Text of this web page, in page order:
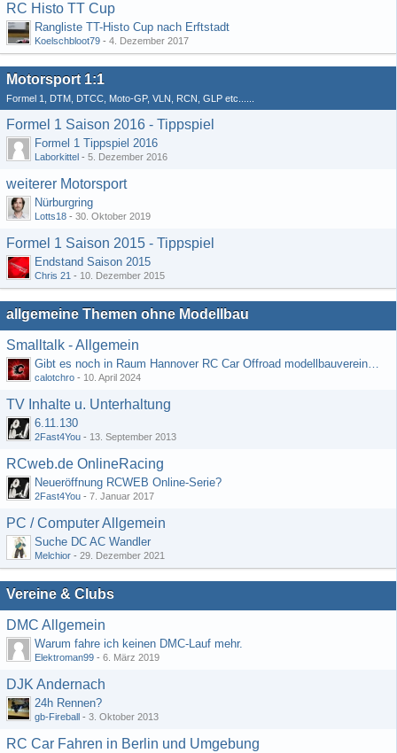
RC Histo TT Cup
Rangliste TT-Histo Cup nach Erftstadt
Koelschbloot79 - 4. Dezember 2017
Motorsport 1:1
Formel 1, DTM, DTCC, Moto-GP, VLN, RCN, GLP etc......
Formel 1 Saison 2016 - Tippspiel
Formel 1 Tippspiel 2016
Laborkittel - 5. Dezember 2016
weiterer Motorsport
Nürburgring
Lotts18 - 30. Oktober 2019
Formel 1 Saison 2015 - Tippspiel
Endstand Saison 2015
Chris 21 - 10. Dezember 2015
allgemeine Themen ohne Modellbau
Smalltalk - Allgemein
Gibt es noch in Raum Hannover RC Car Offroad modellbauvereine, habe selbst schon gegoogelt aber erfolglos
calotchro - 10. April 2024
TV Inhalte u. Unterhaltung
6.11.130
2Fast4You - 13. September 2013
RCweb.de OnlineRacing
Neueröffnung RCWEB Online-Serie?
2Fast4You - 7. Januar 2017
PC / Computer Allgemein
Suche DC AC Wandler
Melchior - 29. Dezember 2021
Vereine & Clubs
DMC Allgemein
Warum fahre ich keinen DMC-Lauf mehr.
Elektroman99 - 6. März 2019
DJK Andernach
24h Rennen?
gb-Fireball - 3. Oktober 2013
RC Car Fahren in Berlin und Umgebung